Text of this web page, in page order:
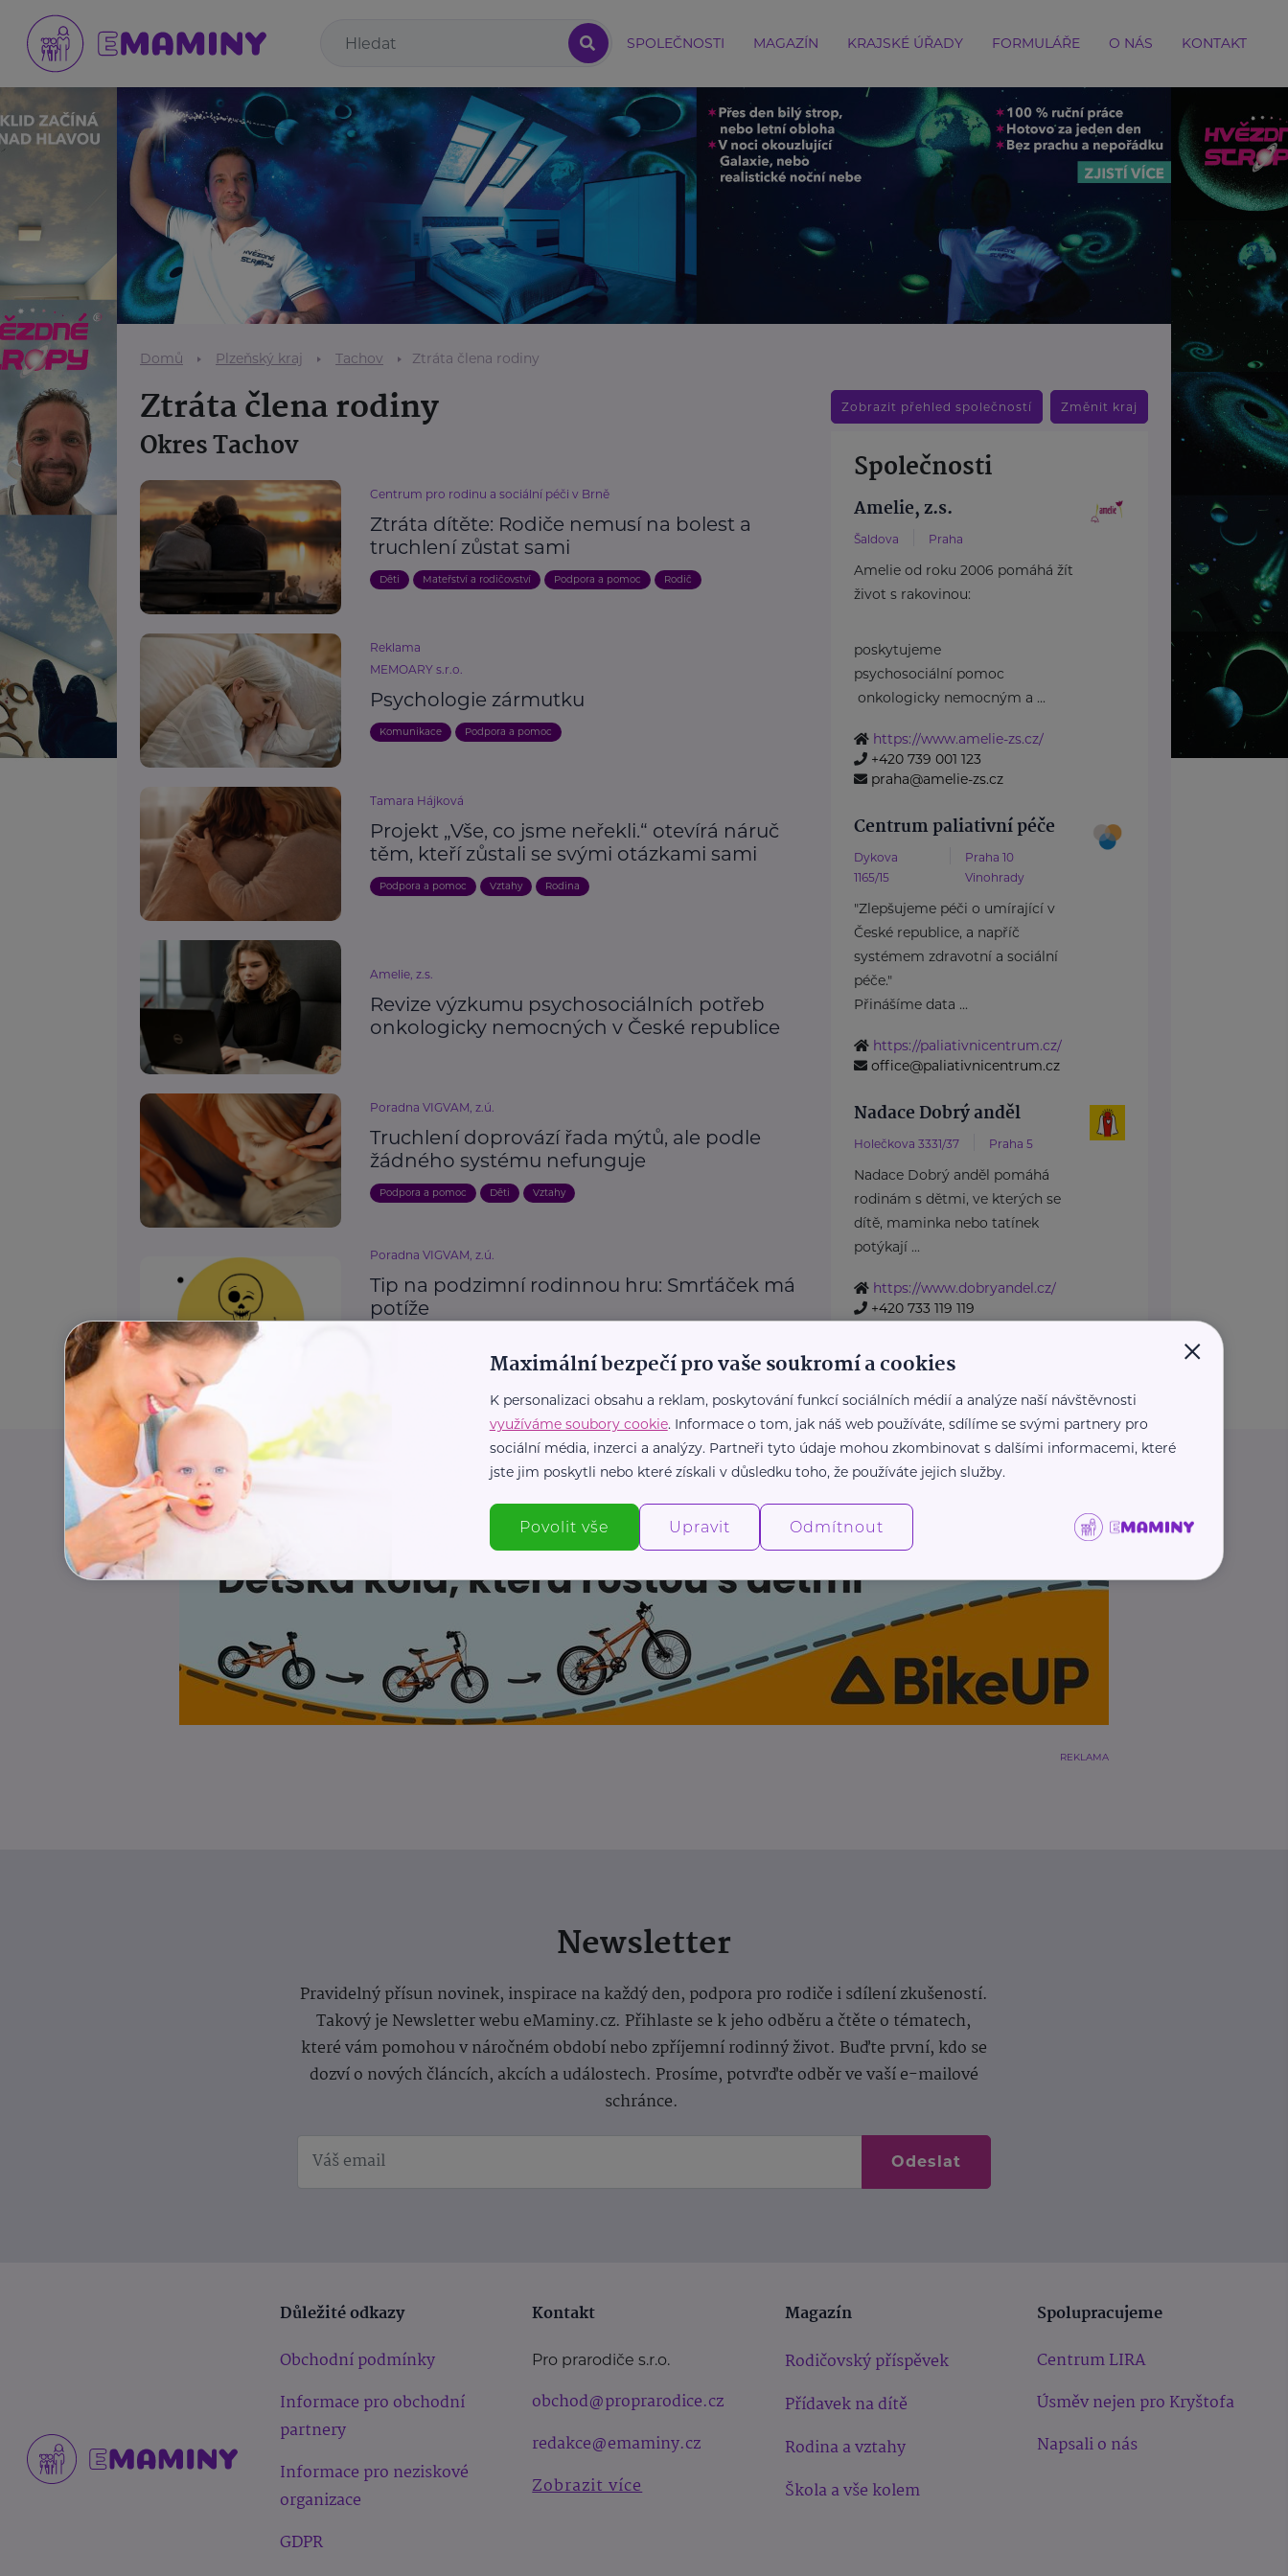
SPOLEČNOSTI MAGAZÍN KRAJSKÉ ÚŘADY FORMULÁŘE O NÁS KONTAKT
Domů Plzeňský kraj Tachov Ztráta člena rodiny
Ztráta člena rodiny
Okres Tachov
Centrum pro rodinu a sociální péči v Brně
Ztráta dítěte: Rodiče nemusí na bolest a
truchlení zůstat sami
Děti Mateřství a rodičovství Podpora a pomoc Rodič
Reklama
MEMOARY s.r.o.
Psychologie zármutku
Komunikace Podpora a pomoc
Tamara Hájková
Projekt „Vše, co jsme neřekli.“ otevírá náruč
těm, kteří zůstali se svými otázkami sami
Podpora a pomoc Vztahy Rodina
Amelie, z.s.
Revize výzkumu psychosociálních potřeb
onkologicky nemocných v České republice
Poradna VIGVAM, z.ú.
Truchlení doprovází řada mýtů, ale podle
žádného systému nefunguje
Podpora a pomoc Děti Vztahy
Poradna VIGVAM, z.ú.
Tip na podzimní rodinnou hru: Smrťáček má
potíže
Výchova dětí
Další články
Zobrazit přehled společností Změnit kraj
Společnosti
Amelie, z.s.
Šaldova Praha
Amelie od roku 2006 pomáhá žít
život s rakovinou:
poskytujeme
psychosociální pomoc
onkologicky nemocným a ...
https://www.amelie-zs.cz/
+420 739 001 123
praha@amelie-zs.cz
Centrum paliativní péče
Dykova
1165/15
Praha 10
Vinohrady
"Zlepšujeme péči o umírající v
České republice, a napříč
systémem zdravotní a sociální
péče."
Přinášíme data ...
https://paliativnicentrum.cz/
office@paliativnicentrum.cz
Nadace Dobrý anděl
Holečkova 3331/37 Praha 5
Nadace Dobrý anděl pomáhá
rodinám s dětmi, ve kterých se
dítě, maminka nebo tatínek
potýkají ...
https://www.dobryandel.cz/
+420 733 119 119
Zobrazit přehled společností
REKLAMA
Newsletter
Pravidelný přísun novinek, inspirace na každý den, podpora pro rodiče i sdílení zkušeností.
Takový je Newsletter webu eMaminy.cz. Přihlaste se k jeho odběru a čtěte o tématech,
které vám pomohou v náročném období nebo zpříjemní rodinný život. Buďte první, kdo se
dozví o nových článcích, akcích a událostech. Prosíme, potvrďte odběr ve vaší e-mailové
schránce.
Odeslat
Důležité odkazy
Obchodní podmínky
Informace pro obchodní
partnery
Informace pro neziskové
organizace
GDPR
Kontakt
Pro prarodiče s.r.o.
obchod@proprarodice.cz
redakce@emaminy.cz
Zobrazit více
Magazín
Rodičovský příspěvek
Přídavek na dítě
Rodina a vztahy
Škola a vše kolem
Spolupracujeme
Centrum LIRA
Úsměv nejen pro Kryštofa
Napsali o nás
×
Maximální bezpečí pro vaše soukromí a cookies
K personalizaci obsahu a reklam, poskytování funkcí sociálních médií a analýze naší návštěvnosti
využíváme soubory cookie. Informace o tom, jak náš web používáte, sdílíme se svými partnery pro
sociální média, inzerci a analýzy. Partneři tyto údaje mohou zkombinovat s dalšími informacemi, které
jste jim poskytli nebo které získali v důsledku toho, že používáte jejich služby.
Povolit vše Upravit Odmítnout